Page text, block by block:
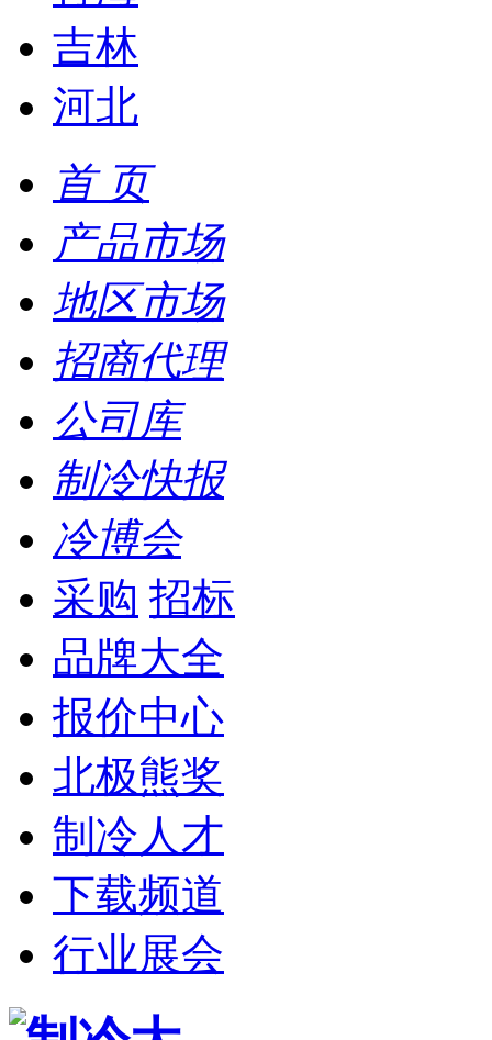
吉林
河北
首 页
产品市场
地区市场
招商代理
公司库
制冷快报
冷博会
采购 招标
品牌大全
报价中心
北极熊奖
制冷人才
下载频道
行业展会